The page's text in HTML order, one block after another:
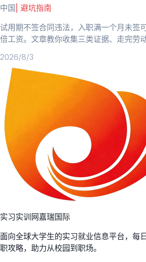
中国 避坑指南
试用期不签合同违法，入职满一个月未签
倍工资。文章教你收集三类证据、走完劳
2026/8/3
实习实训网嘉瑞国际
面向全球大学生的实习就业信息平台，每
职攻略，助力从校园到职场。